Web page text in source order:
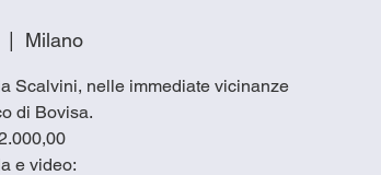
|
Milano
Scalvini, nelle immediate vicinanze
di Bovisa.
e video: